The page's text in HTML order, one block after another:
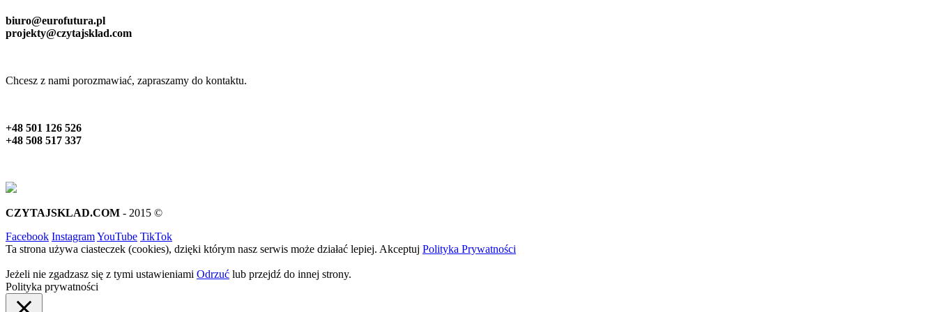
biuro@eurofutura.pl
projekty@czytajsklad.com
Chcesz z nami porozmawiać, zapraszamy do kontaktu.
+48 501 126 526
+48 508 517 337
CZYTAJSKLAD.COM - 2015 ©
Facebook InstagramYouTube TikTok
Ta strona używa ciasteczek (cookies), dzięki którym nasz serwis może działać lepiej. Akceptuj Polityka Prywatności
Jeżeli nie zgadzasz się z tymi ustawieniami Odrzuć lub przejdź do innej strony.
Polityka prywatności